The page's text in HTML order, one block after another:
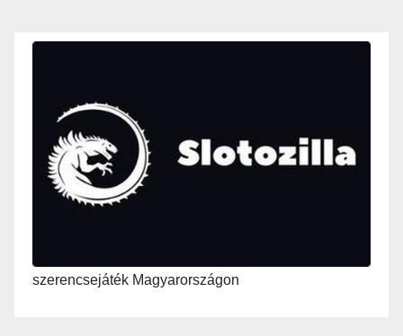
szerencsejáték Magyarországon